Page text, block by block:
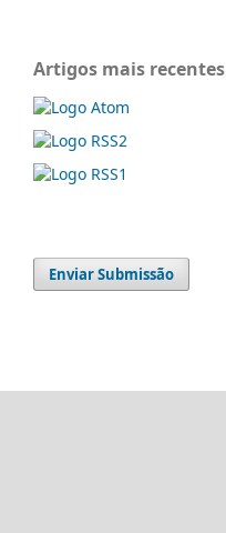
Artigos mais recentes
Enviar Submissão